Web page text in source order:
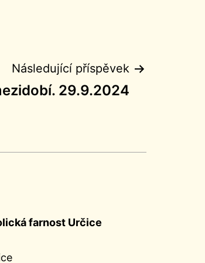
Následující příspěvek
29.9.2024
farnost Určice